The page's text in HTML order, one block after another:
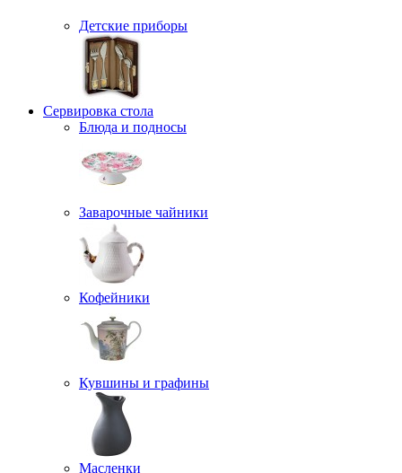
Детские приборы
Сервировка стола
Блюда и подносы
Заварочные чайники
Кофейники
Кувшины и графины
Масленки